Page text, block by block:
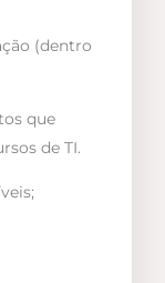
(dentro
que
de TI.